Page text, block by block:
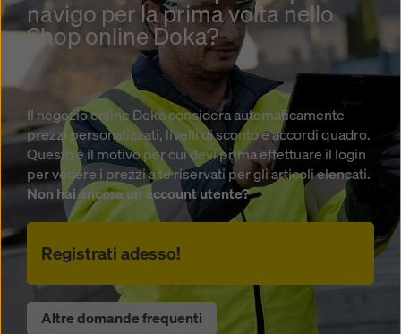
navigo per la prima volta nello
Shop online Doka?
Il negozio online Doka considera automaticamente
prezzi personalizzati, livelli di sconto e accordi quadro.
Questo è il motivo per cui devi prima effettuare il login
per vedere i prezzi a te riservati per gli articoli elencati.
Non hai ancora un account utente?
Registrati adesso!
Altre domande frequenti